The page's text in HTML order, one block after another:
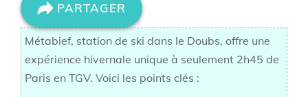
PARTAGER
Métabief, station de ski dans le Doubs, offre une
expérience hivernale unique à seulement 2h45 de
Paris en TGV. Voici les points clés :